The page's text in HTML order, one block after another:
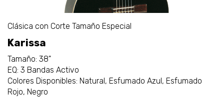
Clásica con Corte Tamaño Especial
Karissa
Tamaño: 38"
EQ: 3 Bandas Activo
Colores Disponibles: Natural, Esfumado Azul, Esfumado
Rojo, Negro